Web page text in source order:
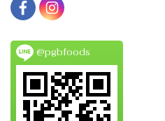
@pgbfoods